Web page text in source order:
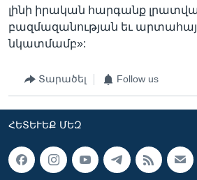
լինի իրական հարգանք
բազմազանության եւ
նկատմամբ»:
Տարածել Follow us
ՀԵՏԵՒԵՔ ՄԵԶ